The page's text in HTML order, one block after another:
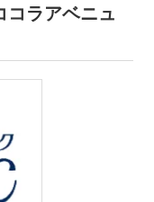
コラアベニュ